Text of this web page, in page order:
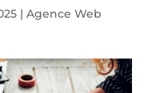
| Agence Web